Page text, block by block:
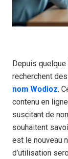
Depuis
recherchent
nom Wodioz.
contenu en
suscitant de
souhaitent
est le nouveau
d’utilisation